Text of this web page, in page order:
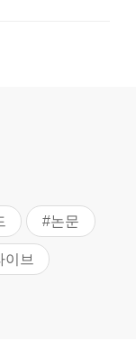
#논문
이브